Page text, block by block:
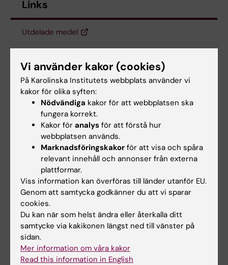
Links
Utdelade medel
Anslag Samverkan Neurovetenskap
Uppdaterad av:
Charlotte Brandt 2020-06-16
Innehållsgranskare:
Lotte Brandt
Dela
Relaterade artiklar
Vi använder kakor (cookies)
På Karolinska Institutets webbplats använder vi
kakor för olika syften:
Nödvändiga kakor för att webbplatsen ska
fungera korrekt.
Kakor för analys för att förstå hur
webbplatsen används.
Marknadsföringskakor för att visa och spåra
relevant innehåll och annonser från externa
plattformar.
Viss information kan överföras till länder utanför EU.
Genom att samtycka godkänner du att vi sparar
cookies.
Du kan när som helst ändra eller återkalla ditt
samtycke via kakikonen längst ned till vänster på
sidan.
Mer information om våra kakor
Read this information in English